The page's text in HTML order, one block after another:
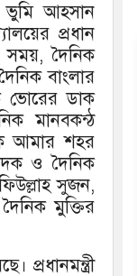
ভুমি আহসান
প্রধান
সময়, দৈনিক
বাংলার
ভোরের ডাক
মানবকন্ঠ
আমার শহর
ও দৈনিক
সুজন,
মুক্তির
প্রধানমন্ত্রী